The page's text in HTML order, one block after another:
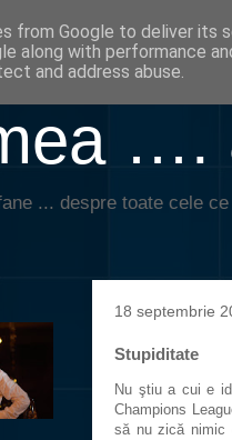
….
... despre toate cele
18 septembrie
Stupiditate
Nu ştiu a cui e
Champions
să nu zică nimic
from Google to deliver its
along with performance
and address abuse.